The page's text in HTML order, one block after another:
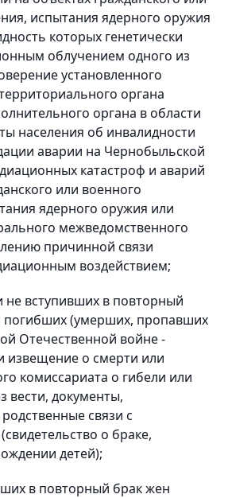
испытания ядерного оружия
которых генетически
облучением одного из
установленного
органа
органа в области
населения об инвалидности
аварии на Чернобыльской
катастроф и аварий
или военного
ядерного оружия или
межведомственного
причинной связи
воздействием;
не вступивших в повторный
погибших (умерших, пропавших
Отечественной войне -
извещение о смерти или
комиссариата о гибели или
вести, документы,
связи с
о браке,
детей);
в повторный брак жен